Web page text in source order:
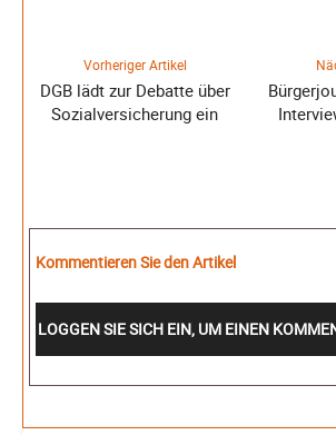
Vorheriger Artikel
DGB lädt zur Debatte über
Sozialversicherung ein
Kommentieren Sie den Artikel
LOGGEN SIE SICH EIN, UM EINEN